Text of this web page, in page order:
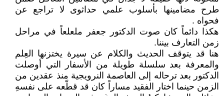
طرح مضامينها بأسلوب علمي حداثوى لا تراجع عن
فحواه .
هكذا دائماً كان صوت الدكتور جعفر ملعلعاً في مراحل
زمن التعارف بيننا.
هنا قد يتوقف الحديث والكلام عن سيرة يختزنها العِلم
والمعرفة بعد سلسلة طويلة من الأسفار التي أوصلت
الدكتور بعد ترحاله إلى العاصمة النرويجية منذ عقدين من
الزمن حينما اختار الفقيد مساراً كان قد قطّعه على نفسهِ